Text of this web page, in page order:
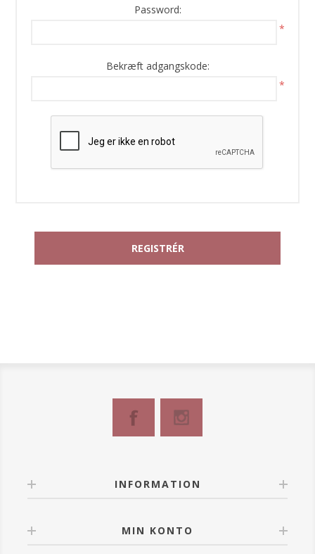
Password:
*
Bekræft adgangskode:
*
INFORMATION
MIN KONTO